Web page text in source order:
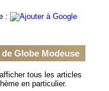
:
Globe Modeuse
tous les articles
en particulier.